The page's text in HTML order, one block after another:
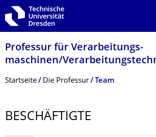
Zur Hauptnavigation springen
Zur Suche springen
Zum Inhalt springen
Professur für Verarbeitungs­
maschinen/
Breadcrumb-Menü
Startseite Die Professur Team
BESCHÄFTIGTE